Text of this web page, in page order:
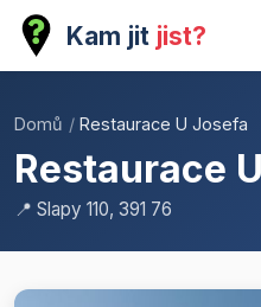
Kam jit jist?
Domů / Restaurace U Josefa
Restaurace
📍 Slapy 110, 391 76